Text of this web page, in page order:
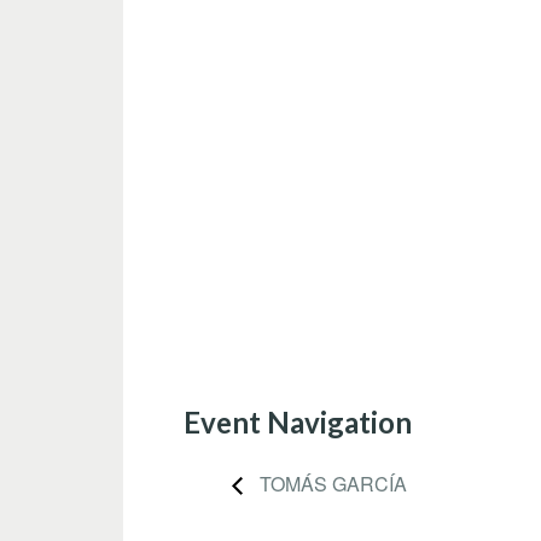
Event Navigation
TOMÁS GARCÍA